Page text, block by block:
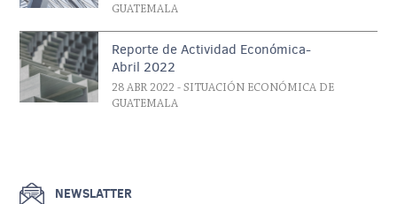
GUATEMALA
Reporte de Actividad Económica-
Abril 2022
28 ABR 2022 - SITUACIÓN ECONÓMICA DE
GUATEMALA
NEWSLATTER